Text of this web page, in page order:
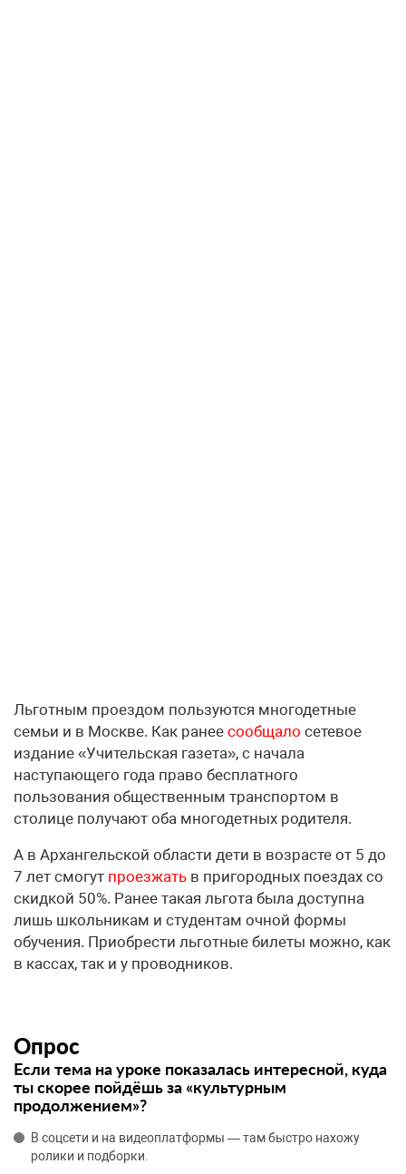
Льготным проездом пользуются многодетные
семьи и в Москве. Как ранее сообщало сетевое
издание «Учительская газета», с начала
наступающего года право бесплатного
пользования общественным транспортом в
столице получают оба многодетных родителя.
А в Архангельской области дети в возрасте от 5 до
7 лет смогут проезжать в пригородных поездах со
скидкой 50%. Ранее такая льгота была доступна
лишь школьникам и студентам очной формы
обучения. Приобрести льготные билеты можно, как
в кассах, так и у проводников.
Опрос
Если тема на уроке показалась интересной, куда
ты скорее пойдёшь за «культурным
продолжением»?
В соцсети и на видеоплатформы — там быстро нахожу
ролики и подборки.